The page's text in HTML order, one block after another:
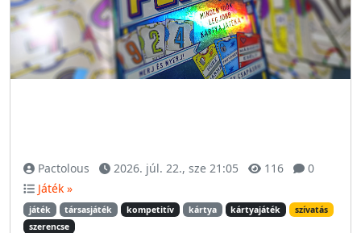
Pactolous 2026. júl. 22., sze 21:05 116
0
Játék »
játék társasjáték kompetitív kártya kártyajáték
szívatás
szerencse